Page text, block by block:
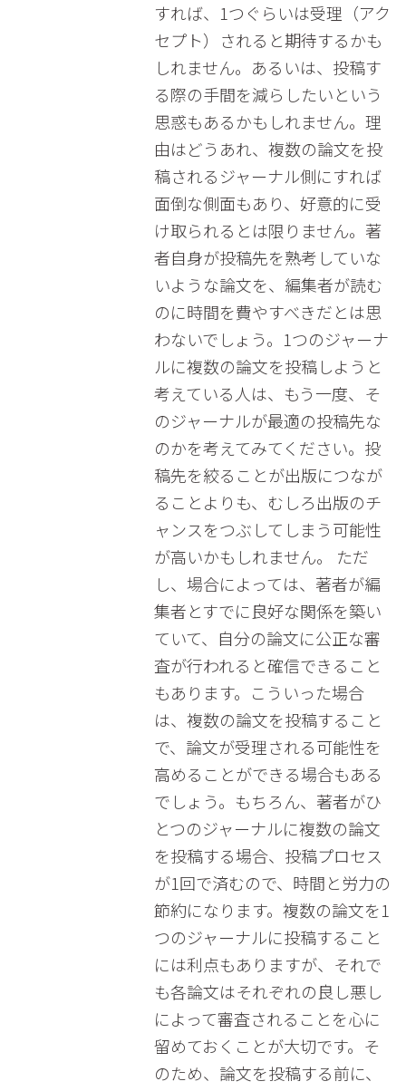
すれば、1つぐらいは受理（アク
セプト）されると期待するかも
しれません。あるいは、投稿す
る際の手間を減らしたいという
思惑もあるかもしれません。理
由はどうあれ、複数の論文を投
稿されるジャーナル側にすれば
面倒な側面もあり、好意的に受
け取られるとは限りません。著
者自身が投稿先を熟考していな
いような論文を、編集者が読む
のに時間を費やすべきだとは思
わないでしょう。1つのジャーナ
ルに複数の論文を投稿しようと
考えている人は、もう一度、そ
のジャーナルが最適の投稿先な
のかを考えてみてください。投
稿先を絞ることが出版につなが
ることよりも、むしろ出版のチ
ャンスをつぶしてしまう可能性
が高いかもしれません。 ただ
し、場合によっては、著者が編
集者とすでに良好な関係を築い
ていて、自分の論文に公正な審
査が行われると確信できること
もあります。こういった場合
は、複数の論文を投稿すること
で、論文が受理される可能性を
高めることができる場合もある
でしょう。もちろん、著者がひ
とつのジャーナルに複数の論文
を投稿する場合、投稿プロセス
が1回で済むので、時間と労力の
節約になります。複数の論文を1
つのジャーナルに投稿すること
には利点もありますが、それで
も各論文はそれぞれの良し悪し
によって審査されることを心に
留めておくことが大切です。そ
のため、論文を投稿する前に、